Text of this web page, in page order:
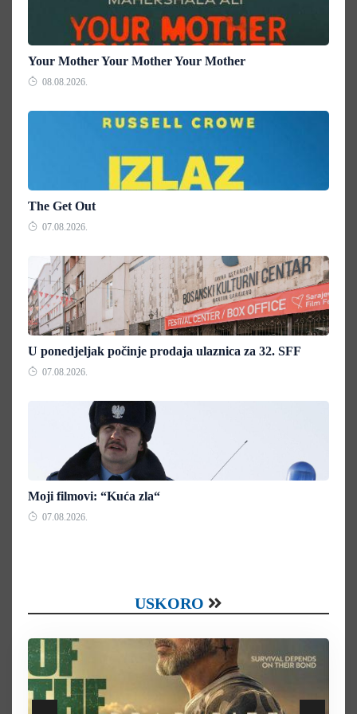
Your Mother Your Mother Your Mother
08.08.2026.
The Get Out
07.08.2026.
U ponedjeljak počinje prodaja ulaznica za 32. SFF
07.08.2026.
Moji filmovi: “Kuća zla“
07.08.2026.
USKORO